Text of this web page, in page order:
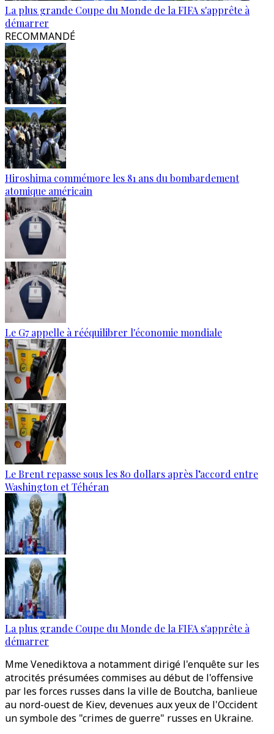
La plus grande Coupe du Monde de la FIFA s'apprête à
démarrer
RECOMMANDÉ
Hiroshima commémore les 81 ans du bombardement
atomique américain
Le G7 appelle à rééquilibrer l'économie mondiale
Le Brent repasse sous les 80 dollars après l’accord entre
Washington et Téhéran
La plus grande Coupe du Monde de la FIFA s'apprête à
démarrer
Mme Venediktova a notamment dirigé l'enquête sur les
atrocités présumées commises au début de l'offensive
par les forces russes dans la ville de Boutcha, banlieue
au nord-ouest de Kiev, devenues aux yeux de l'Occident
un symbole des "crimes de guerre" russes en Ukraine.